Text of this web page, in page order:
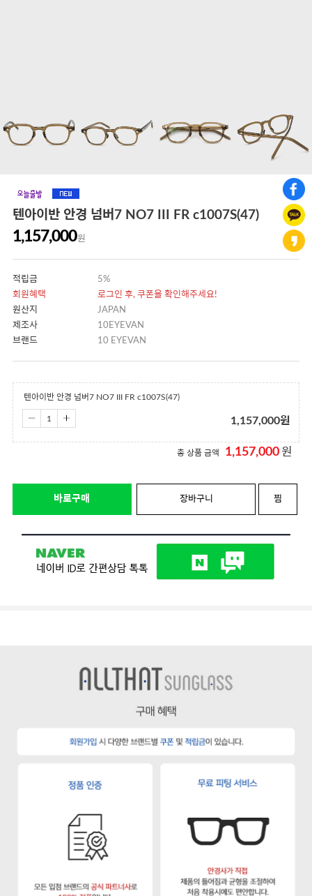
텐아이반 안경 넘버7 NO7 III FR c1007S(47)
1,157,000원
적립금
5%
회원혜택
로그인 후, 쿠폰을 확인해주세요!
원산지
JAPAN
제조사
10EYEVAN
브랜드
10 EYEVAN
텐아이반 안경 넘버7 NO7 III FR c1007S(47)
1,157,000원
총 상품 금액 1,157,000 원
바로구매 장바구니 찜